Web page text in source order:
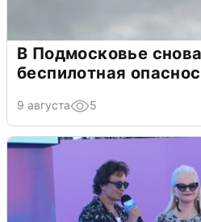
В Подмосковье
беспилотная
9 августа 5